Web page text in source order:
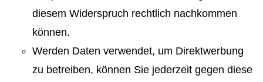
diesem Widerspruch rechtlich nachkommen
können.
Werden Daten verwendet, um Direktwerbung
zu betreiben, können Sie jederzeit gegen diese